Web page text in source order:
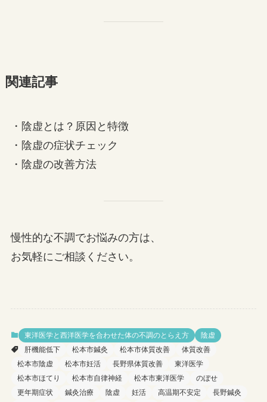
関連記事
・陰虚とは？原因と特徴
・陰虚の症状チェック
・陰虚の改善方法
慢性的な不調でお悩みの方は、
お気軽にご相談ください。
東洋医学と西洋医学を合わせた体の不調のとらえ方
陰虚
肝機能低下
松本市鍼灸 松本市体質改善
体質改善
松本市陰虚
松本市妊活 長野県体質改善
東洋医学
松本市ほてり
松本市自律神経 松本市東洋医学
のぼせ
更年期症状
鍼灸治療 陰虚 妊活 高温期不安定
長野鍼灸